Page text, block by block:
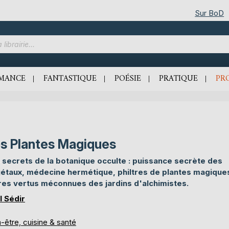
Sur BoD
FANTASTIQUE POÉSIE PRATIQUE
Plantes Magiques
secrets de la botanique occulte : puissance secrète des
médecine hermétique, philtres de plantes
vertus méconnues des jardins d'alchimistes.
Sédir
être, cuisine & santé